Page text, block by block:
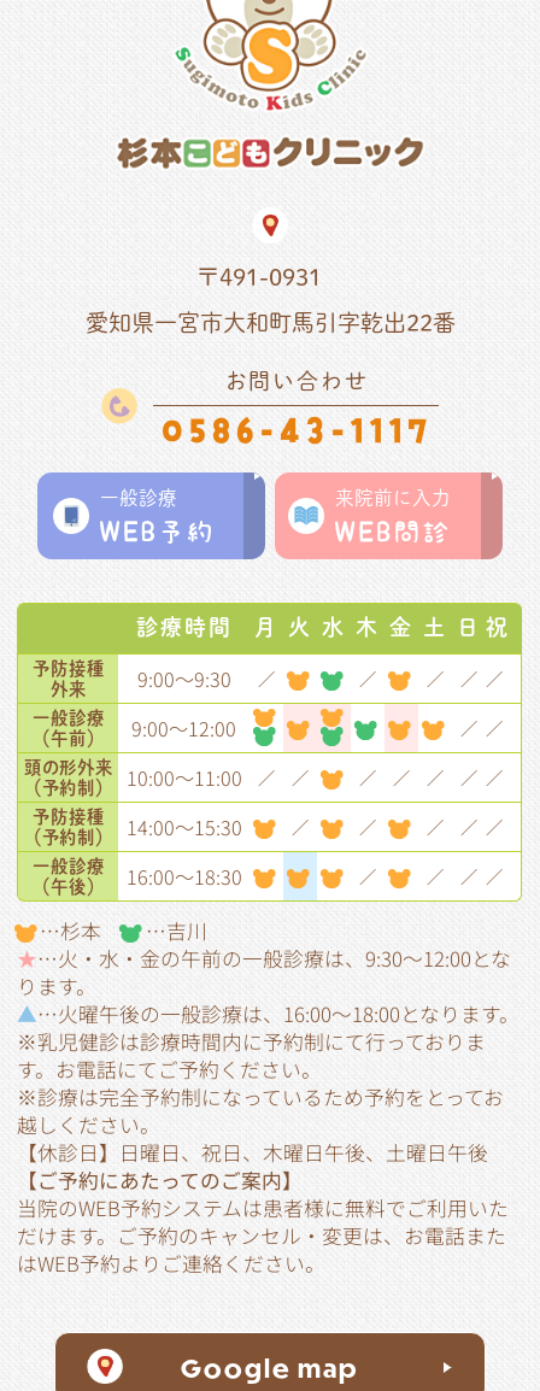
〒491-0931
愛知県一宮市大和町馬引字乾出22番
お問い合わせ
0586-43-1117
一般診療 来院前に入力
診療時間 月 火 水 木 金 土 日 祝
予防接種
外来
9:00～9:30 ／ ／ ／ ／ ／
一般診療
（午前）
9:00～12:00 ／ ／
頭の形外来
（予約制）
10:00～11:00 ／ ／ ／ ／ ／ ／ ／
予防接種
（予約制）
14:00～15:30 ／ ／ ／ ／ ／
一般診療
（午後）
16:00～18:30 ／ ／ ／ ／
…杉本
…吉川
★…火・水・金の午前の一般診療は、9:30～12:00とな
ります。
▲…火曜午後の一般診療は、16:00～18:00となります。
※乳児健診は診療時間内に予約制にて行っておりま
す。お電話にてご予約ください。
※診療は完全予約制になっているため予約をとってお
越しください。
【休診日】日曜日、祝日、木曜日午後、土曜日午後
【ご予約にあたってのご案内】
当院のWEB予約システムは患者様に無料でご利用いた
だけます。ご予約のキャンセル・変更は、お電話また
はWEB予約よりご連絡ください。
Google map